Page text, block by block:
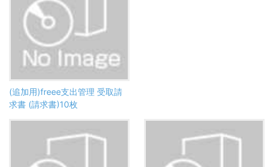
(追加用)freee支出管理 受取請
求書 (請求書)10枚